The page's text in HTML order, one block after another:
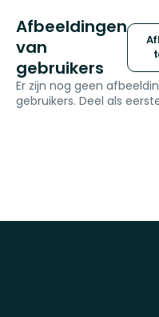
Afbeeldingen
van
gebruikers
Er zijn nog geen
gebruikers. Deel als